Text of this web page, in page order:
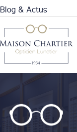
Blog & Actus